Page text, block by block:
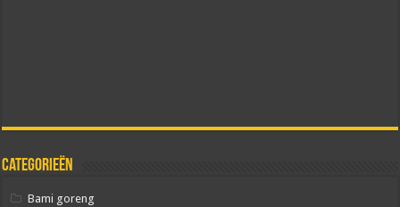
Categorieën
Bami goreng